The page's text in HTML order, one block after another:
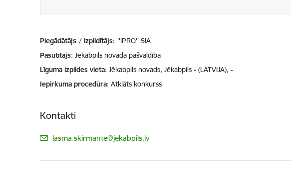
Piegādātājs / izpildītājs: ''iPRO'' SIA
Pasūtītājs Jēkabpils novada pašvaldība
Līguma izpildes vieta Jēkabpils novads, Jēkabpils - (LATVIJA), -
Iepirkuma procedūra Atklāts konkurss
Kontakti
E-pasts:
lasma.skirmante@jekabpils.lv